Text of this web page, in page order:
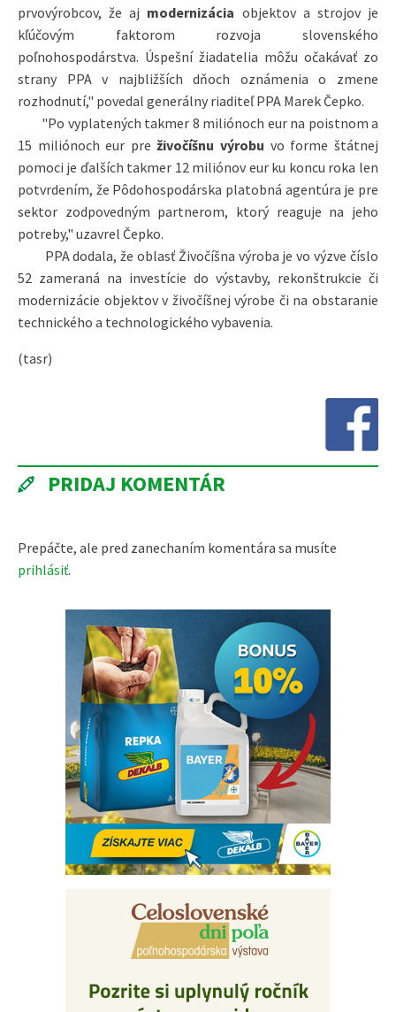
prvovýrobcov, že aj modernizácia objektov a strojov je
kľúčovým faktorom rozvoja slovenského
poľnohospodárstva. Úspešní žiadatelia môžu očakávať zo
strany PPA v najbližších dňoch oznámenia o zmene
rozhodnutí," povedal generálny riaditeľ PPA Marek Čepko.
"Po vyplatených takmer 8 miliónoch eur na poistnom a
15 miliónoch eur preživočíšnu výrobu vo forme štátnej
pomoci je ďalších takmer 12 miliónov eur ku koncu roka len
potvrdením, že Pôdohospodárska platobná agentúra je pre
sektor zodpovedným partnerom, ktorý reaguje na jeho
potreby," uzavrel Čepko.
PPA dodala, že oblasť Živočíšna výroba je vo výzve číslo
52 zameraná na investície do výstavby, rekonštrukcie či
modernizácie objektov v živočíšnej výrobe či na obstaranie
technického a technologického vybavenia.
(tasr)
PRIDAJ KOMENTÁR
Prepáčte, ale pred zanechaním komentára sa musíte
prihlásiť.